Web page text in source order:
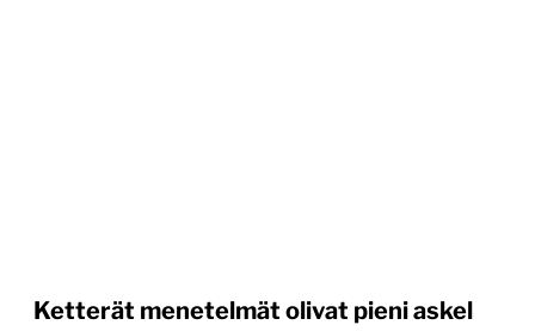
Ketterät menetelmät olivat pieni askel